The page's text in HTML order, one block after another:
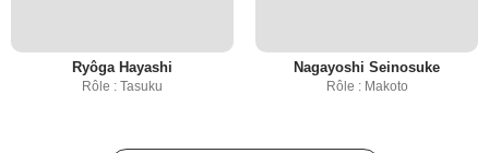
Ryôga Hayashi
Rôle : Tasuku
Nagayoshi Seinosuke
Rôle : Makoto